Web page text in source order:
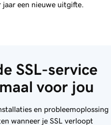
een nieuwe uitgifte.
SSL-service
voor jou
en probleemoplossing
wanneer je SSL verloopt